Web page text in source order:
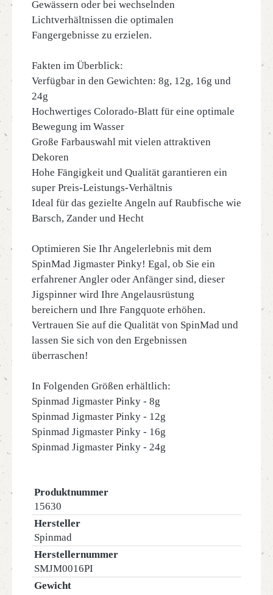
Gewässern oder bei wechselnden
Lichtverhältnissen die optimalen
Fangergebnisse zu erzielen.
Fakten im Überblick:
Verfügbar in den Gewichten: 8g, 12g, 16g und
24g
Hochwertiges Colorado-Blatt für eine optimale
Bewegung im Wasser
Große Farbauswahl mit vielen attraktiven
Dekoren
Hohe Fängigkeit und Qualität garantieren ein
super Preis-Leistungs-Verhältnis
Ideal für das gezielte Angeln auf Raubfische wie
Barsch, Zander und Hecht
Optimieren Sie Ihr Angelerlebnis mit dem
SpinMad Jigmaster Pinky! Egal, ob Sie ein
erfahrener Angler oder Anfänger sind, dieser
Jigspinner wird Ihre Angelausrüstung
bereichern und Ihre Fangquote erhöhen.
Vertrauen Sie auf die Qualität von SpinMad und
lassen Sie sich von den Ergebnissen
überraschen!
In Folgenden Größen erhältlich:
Spinmad Jigmaster Pinky - 8g
Spinmad Jigmaster Pinky - 12g
Spinmad Jigmaster Pinky - 16g
Spinmad Jigmaster Pinky - 24g
Produktnummer
15630
Hersteller
Spinmad
Herstellernummer
SMJM0016PI
Gewicht